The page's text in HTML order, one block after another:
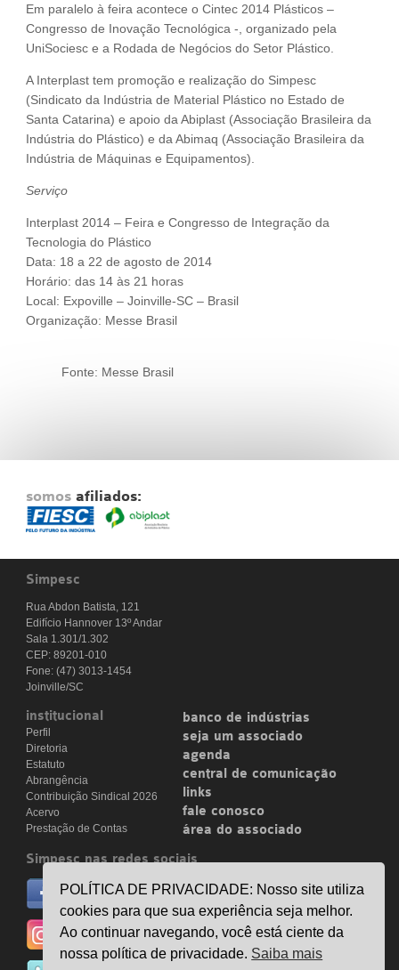
Em paralelo à feira acontece o Cintec 2014 Plásticos –
Congresso de Inovação Tecnológica -, organizado pela
UniSociesc e a Rodada de Negócios do Setor Plástico.
A Interplast tem promoção e realização do Simpesc
(Sindicato da Indústria de Material Plástico no Estado de
Santa Catarina) e apoio da Abiplast (Associação Brasileira da
Indústria do Plástico) e da Abimaq (Associação Brasileira da
Indústria de Máquinas e Equipamentos).
Serviço
Interplast 2014 – Feira e Congresso de Integração da
Tecnologia do Plástico
Data: 18 a 22 de agosto de 2014
Horário: das 14 às 21 horas
Local: Expoville – Joinville-SC – Brasil
Organização: Messe Brasil
Fonte: Messe Brasil
somos afiliados:
Simpesc
Rua Abdon Batista, 121
Edifício Hannover 13º Andar
Sala 1.301/1.302
CEP: 89201-010
Fone: (47) 3013-1454
Joinville/SC
institucional
Perfil
Diretoria
Estatuto
Abrangência
Contribuição Sindical 2026
Acervo
Prestação de Contas
banco de indústrias
seja um associado
agenda
central de comunicação
links
fale conosco
área do associado
Simpesc nas redes sociais
no facebook
/simpesc
no instagram
@simpescplasticos
POLÍTICA DE PRIVACIDADE: Nosso site utiliza
cookies para que sua experiência seja melhor.
Ao continuar navegando, você está ciente da
nossa política de privacidade. Saiba mais